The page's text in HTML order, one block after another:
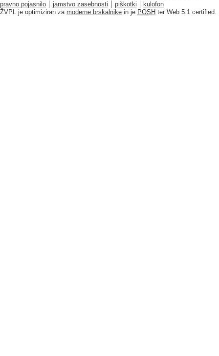
pravno pojasnilo
jamstvo zasebnosti piškotki
kulofon
ŽVPL je optimiziran za moderne brskalnike in je POSH ter Web 5.1 certified.